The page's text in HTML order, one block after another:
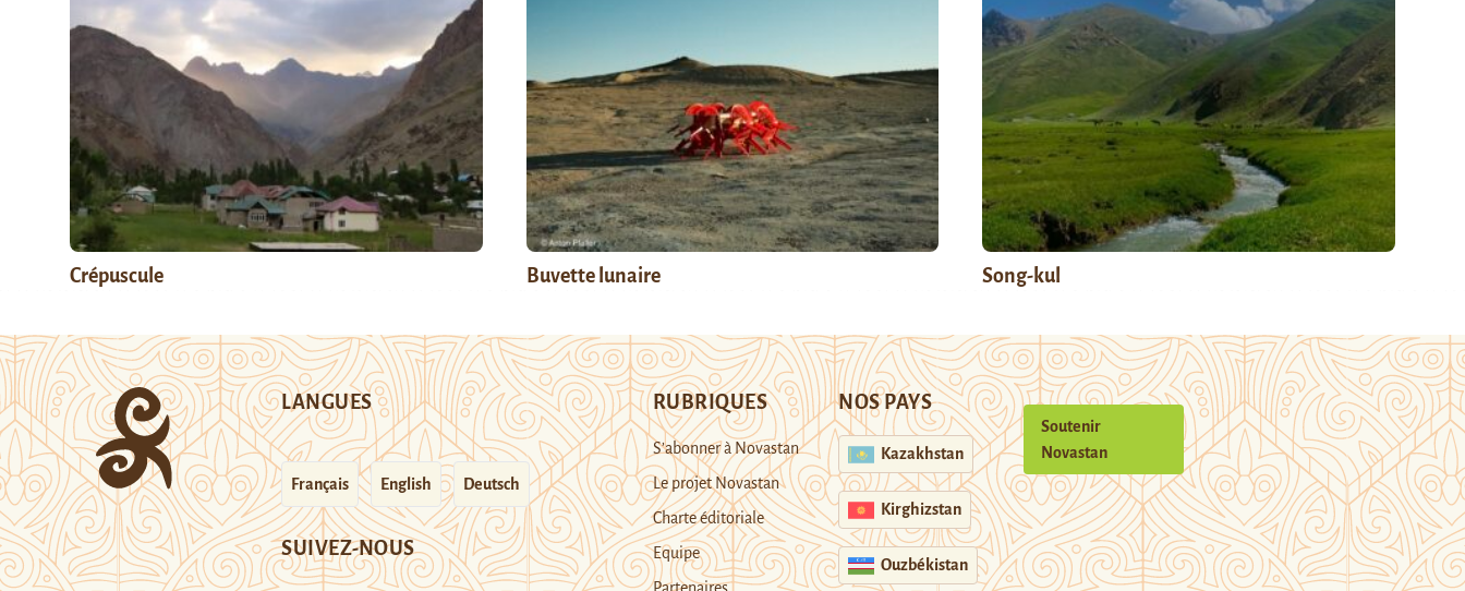
Crépuscule Buvette lunaire Song-kul
LANGUES
Français English Deutsch
SUIVEZ-NOUS
RUBRIQUES
S’abonner à Novastan
Le projet Novastan
Charte éditoriale
Equipe
Partenaires
NOS PAYS
Kazakhstan
Kirghizstan
Ouzbékistan
Soutenir
Novastan